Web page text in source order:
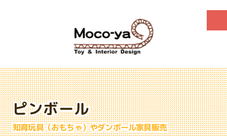
ピンボール
知育玩具（おもちゃ）やダンボール家具販売